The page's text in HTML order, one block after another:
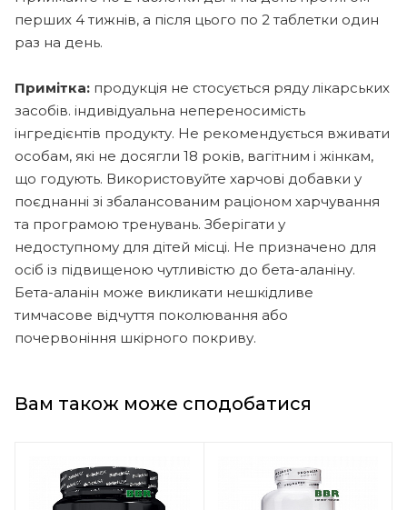
перших 4 тижнів, а після цього по 2 таблетки один
раз на день.
Примітка: продукція не стосується ряду лікарських
засобів. індивідуальна непереносимість
інгредієнтів продукту. Не рекомендується вживати
особам, які не досягли 18 років, вагітним і жінкам,
що годують. Використовуйте харчові добавки у
поєднанні зі збалансованим раціоном харчування
та програмою тренувань. Зберігати у
недоступному для дітей місці. Не призначено для
осіб із підвищеною чутливістю до бета-аланіну.
Бета-аланін може викликати нешкідливе
тимчасове відчуття поколювання або
почервоніння шкірного покриву.
Вам також може сподобатися